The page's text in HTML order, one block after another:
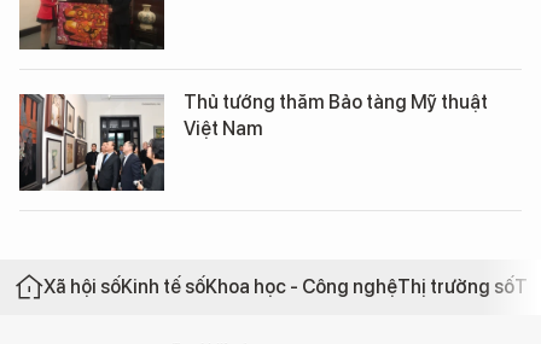
Thủ tướng thăm Bảo tàng Mỹ thuật
Việt Nam
Xã hội sốKinh tế sốKhoa học - Công nghệThị trường số